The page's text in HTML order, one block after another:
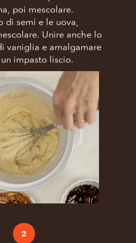
poi mescolare.
di semi e le uova,
Unire anche lo
vaniglia e amalgamare
impasto liscio.
2